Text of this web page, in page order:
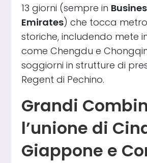
13 giorni (sempre in
Emirates) che tocca
storiche, includendo mete
come Chengdu e
soggiorni in strutture di
Regent di Pechino.
Grandi
l’unione di
Giappone e